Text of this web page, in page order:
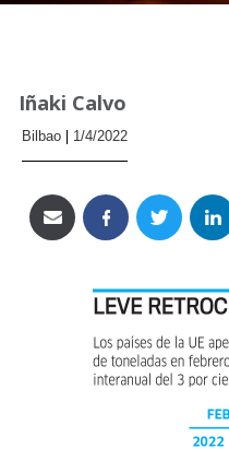
Iñaki Calvo
Bilbao 1/4/2022